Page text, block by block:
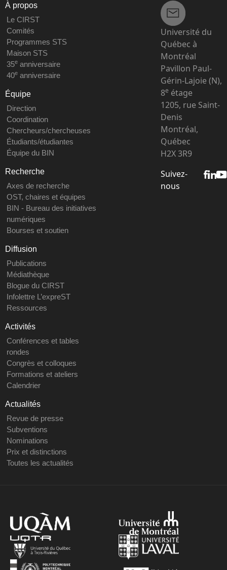
À propos
Le CIRST
Comités
Programmes STS
Maison STS
35eanniversaire
40eanniversaire
Équipe
Direction
Coordination
Chercheurs/chercheuses
Étudiants/étudiantes
Équipe du BIN
Recherche
Axes de recherche
OST, chaires et équipes
BIN - Bureau des initiatives
numériques
Bourses et soutien
Diffusion
Publications
Médiathèque
Blogue du CIRST
Infolettre L’expreST
Ressources
Activités
Conférences et tables
rondes
Congrès et colloques
Formations et ateliers
Calendrier
Actualités
Revue de presse
Subventions
Nominations
Prix et distinctions
Toutes les actualités
Université du
Québec à
Montréal
Pavillon Paul-
Gérin-Lajoie (N),
8e étage
1205, rue Saint-
Denis
Montréal,
Québec
H2X 3R9
Suivez-
nous